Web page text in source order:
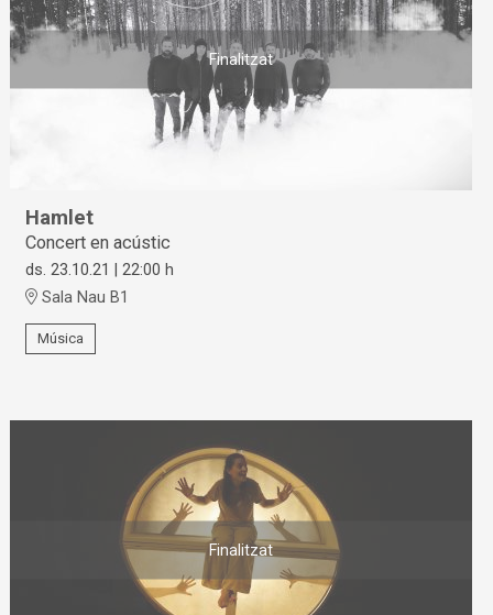
Finalitzat
Hamlet
Concert en acústic
ds. 23.10.21 |22:00 h
Sala Nau B1
Música
Finalitzat